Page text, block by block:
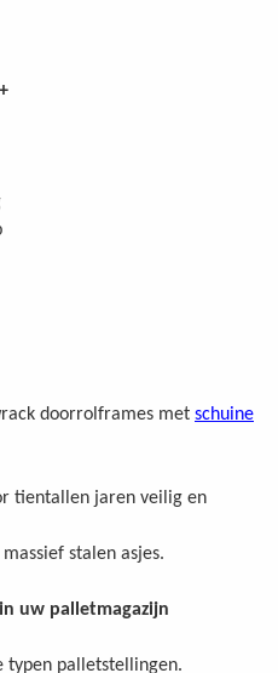
doorrolframes met schuine
tientallen jaren veilig en
stalen asjes.
uw palletmagazijn
typen palletstellingen.